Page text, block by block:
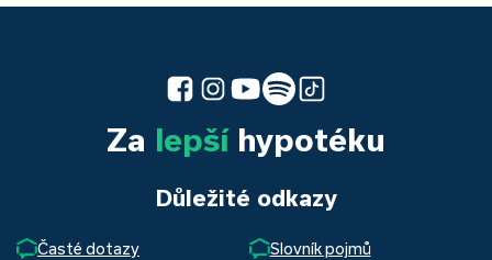
Za lepšíhypotéku
Důležité odkazy
Časté dotazy
Slovník pojmů